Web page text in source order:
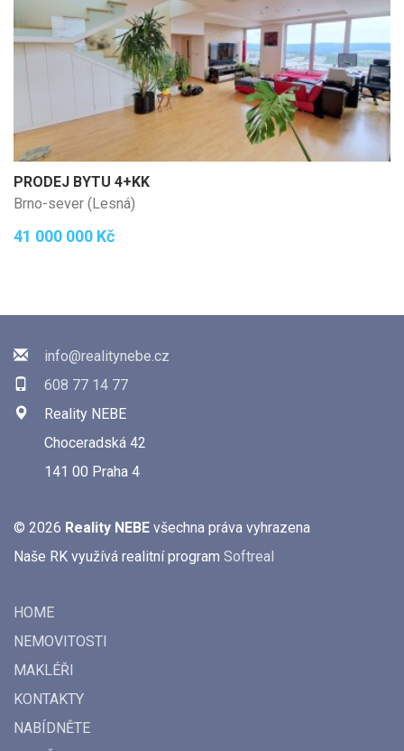
PRODEJ BYTU 4+KK
Brno-sever (Lesná)
41 000 000 Kč
info@realitynebe.cz
608 77 14 77
Reality NEBE
Choceradská 42
141 00 Praha 4
© 2026 Reality NEBE všechna práva vyhrazena
Naše RK využívá realitní program Softreal
HOME
NEMOVITOSTI
MAKLÉŘI
KONTAKTY
NABÍDNĚTE